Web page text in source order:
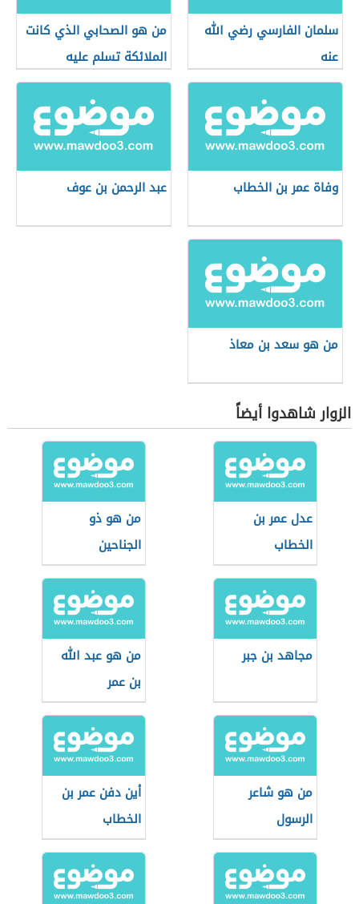
سلمان الفارسي رضي الله
عنه
من هو الصحابي الذي كانت
الملائكة تسلم عليه
وفاة عمر بن الخطاب عبد الرحمن بن عوف
من هو سعد بن معاذ
الزوار شاهدوا أيضاً
عدل عمر بن
الخطاب
من هو ذو
الجناحين
مجاهد بن جبر
من هو عبد الله
بن عمر
من هو شاعر
الرسول
أين دفن عمر بن
الخطاب